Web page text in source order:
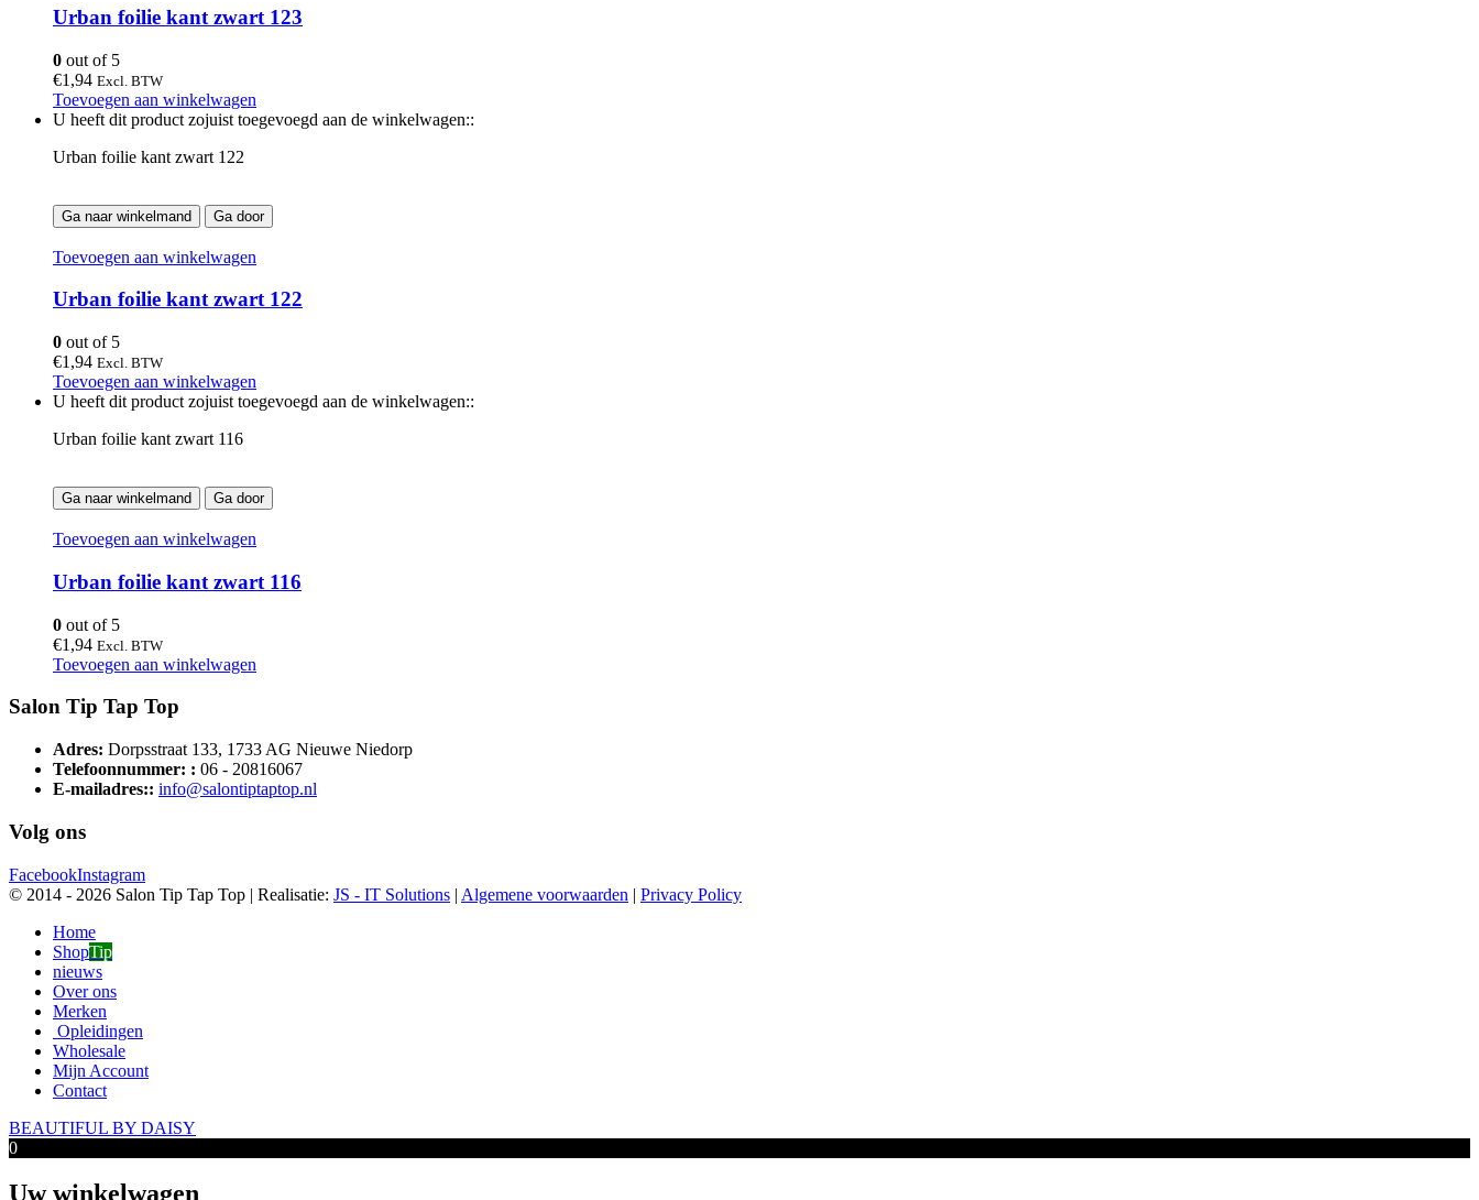
Urban foilie kant zwart 123
0 out of 5
€1,94 Excl. BTW
Toevoegen aan winkelwagen
U heeft dit product zojuist toegevoegd aan de winkelwagen::
Urban foilie kant zwart 122
Ga naar winkelmand Ga door
Toevoegen aan winkelwagen
Urban foilie kant zwart 122
0 out of 5
€1,94 Excl. BTW
Toevoegen aan winkelwagen
U heeft dit product zojuist toegevoegd aan de winkelwagen::
Urban foilie kant zwart 116
Ga naar winkelmand Ga door
Toevoegen aan winkelwagen
Urban foilie kant zwart 116
0 out of 5
€1,94 Excl. BTW
Toevoegen aan winkelwagen
Salon Tip Tap Top
Adres: Dorpsstraat 133, 1733 AG Nieuwe Niedorp
Telefoonnummer: : 06 - 20816067
E-mailadres:: info@salontiptaptop.nl
Volg ons
FacebookInstagram
© 2014 - 2026 Salon Tip Tap Top | Realisatie: JS - IT Solutions | Algemene voorwaarden | Privacy Policy
Home
ShopTip
nieuws
Over ons
Merken
Opleidingen
Wholesale
Mijn Account
Contact
BEAUTIFUL BY DAISY
0
Uw winkelwagen